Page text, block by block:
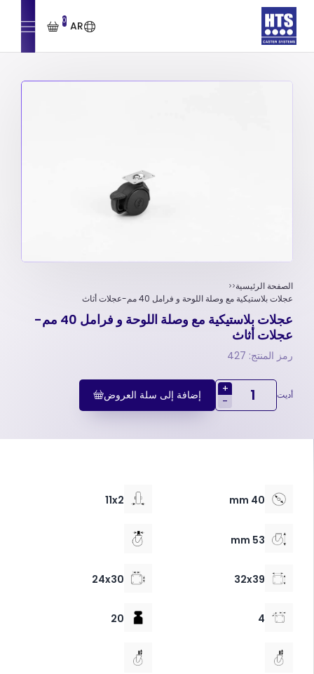
AR
0
الصفحة الرئيسية
عجلات بلاستيكية مع وصلة اللوحة و فرامل 40 مم-عجلات أثاث
عجلات بلاستيكية مع وصلة اللوحة و فرامل 40 مم-
عجلات أثاث
رمز المنتج: 427
أديت
+
-
إضافة إلى سلة العروض
40 mm
11x2
53 mm
32x39
24x30
4
20